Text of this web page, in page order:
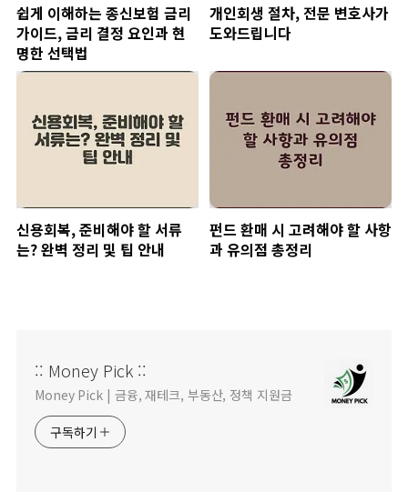
쉽게 이해하는 종신보험 금리
가이드, 금리 결정 요인과 현
명한 선택법
개인회생 절차, 전문 변호사가
도와드립니다
신용회복, 준비해야 할 서류
는? 완벽 정리 및 팁 안내
펀드 환매 시 고려해야 할 사항
과 유의점 총정리
:: Money Pick ::
Money Pick | 금융, 재테크, 부동산, 정책 지원금
구독하기